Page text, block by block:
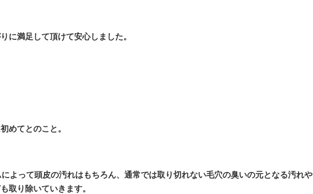
に満足して頂けて安心しました。
めてとのこと。
よって頭皮の汚れはもちろん、通常では取り切れない毛穴の臭いの元となる汚れや
取り除いていきます。